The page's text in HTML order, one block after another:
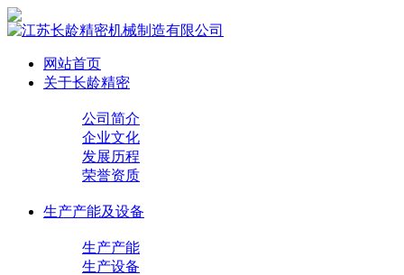
网站首页
关于长龄精密
公司简介
企业文化
发展历程
荣誉资质
生产产能及设备
生产产能
生产设备